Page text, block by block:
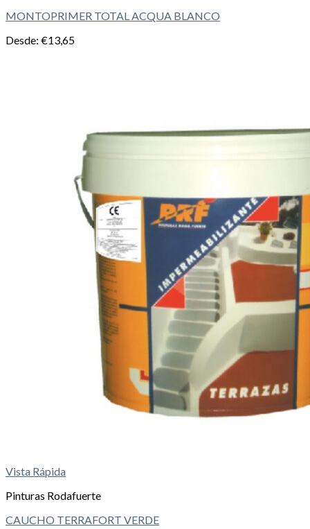
MONTOPRIMER TOTAL ACQUA BLANCO
Desde: €13,65
Vista Rápida
Pinturas Rodafuerte
CAUCHO TERRAFORT VERDE